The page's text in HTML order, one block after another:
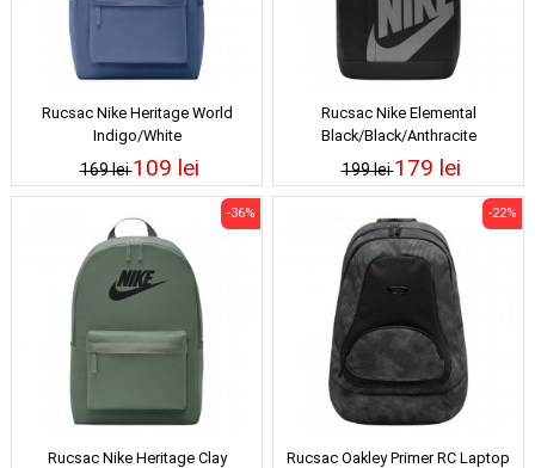
Rucsac Nike Heritage World
Indigo/White
169 lei109 lei
Rucsac Nike Elemental
Black/Black/Anthracite
199 lei179 lei
Rucsac Nike Heritage Clay
-36%
Rucsac Oakley Primer RC Laptop
-22%